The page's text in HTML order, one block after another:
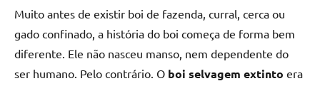
Muito antes de existir boi de fazenda, curral, cerca ou
gado confinado, a história do boi começa de forma bem
diferente. Ele não nasceu manso, nem dependente do
ser humano. Pelo contrário. O boi selvagem extinto era